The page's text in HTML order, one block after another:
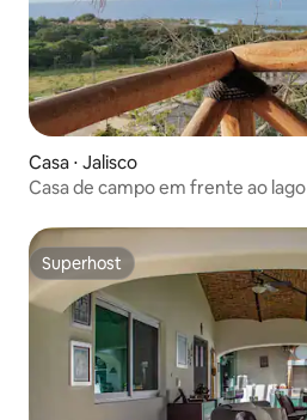
Casa ⋅ Jalisco
Casa de campo em frente ao lago
Superhost
Superhost